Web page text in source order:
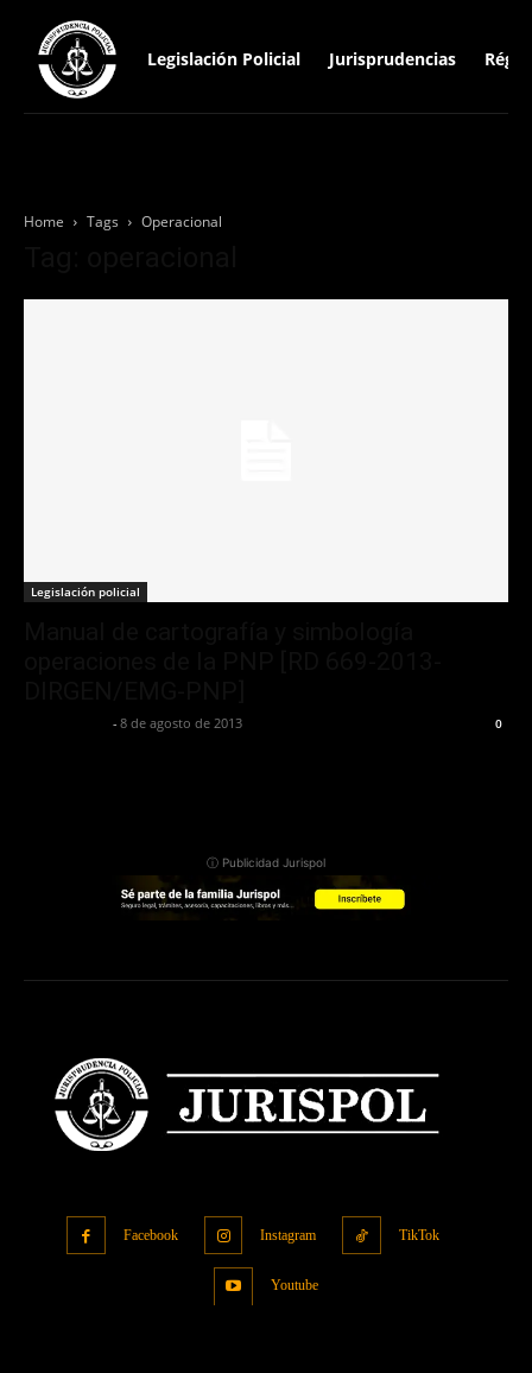
Legislación Policial Jurisprudencias
Home Tags Operacional
Legislación policial
- 8 de agosto de 2013 0
ⓘ Publicidad Jurispol
Facebook Instagram TikTok
Youtube